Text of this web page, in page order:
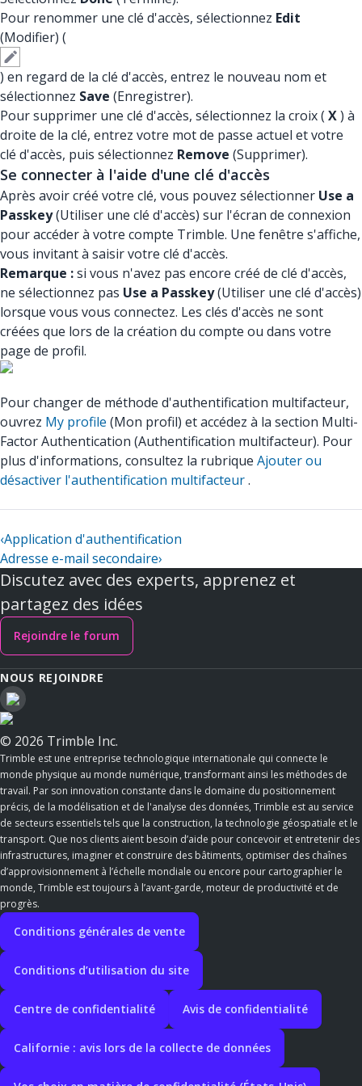
Pour renommer une clé d'accès, sélectionnez Edit
(Modifier) (
) en regard de la clé d'accès, entrez le nouveau nom et
sélectionnez Save (Enregistrer).
Pour supprimer une clé d'accès, sélectionnez la croix ( X) à
droite de la clé, entrez votre mot de passe actuel et votre
clé d'accès, puis sélectionnez Remove (Supprimer).
Se connecter à l'aide d'une clé d'accès
Après avoir créé votre clé, vous pouvez sélectionner Use a
Passkey(Utiliser une clé d'accès) sur l'écran de connexion
pour accéder à votre compte Trimble. Une fenêtre s'affiche,
vous invitant à saisir votre clé d'accès.
Remarque :si vous n'avez pas encore créé de clé d'accès,
ne sélectionnez pas Use a Passkey(Utiliser une clé d'accès)
lorsque vous vous connectez. Les clés d'accès ne sont
créées que lors de la création du compte ou dans votre
page de profil.
Pour changer de méthode d'authentification multifacteur,
ouvrez My profile (Mon profil) et accédez à la section Multi-
Factor Authentication (Authentification multifacteur). Pour
plus d'informations, consultez la rubrique Ajouter ou
désactiver l'authentification multifacteur.
‹Application d'authentification
Adresse e-mail secondaire›
Discutez avec des experts, apprenez et
partagez des idées
Rejoindre le forum
NOUS REJOINDRE
© 2026 Trimble Inc.
Trimble est une entreprise technologique internationale qui connecte le
monde physique au monde numérique, transformant ainsi les méthodes de
travail. Par son innovation constante dans le domaine du positionnement
précis, de la modélisation et de l'analyse des données, Trimble est au service
de secteurs essentiels tels que la construction, la technologie géospatiale et le
transport. Que nos clients aient besoin d’aide pour concevoir et entretenir des
infrastructures, imaginer et construire des bâtiments, optimiser des chaînes
d’approvisionnement à l’échelle mondiale ou encore pour cartographier le
monde, Trimble est toujours à l’avant-garde, moteur de productivité et de
progrès.
Conditions générales de vente
Conditions d’utilisation du site
Centre de confidentialité Avis de confidentialité
Californie : avis lors de la collecte de données